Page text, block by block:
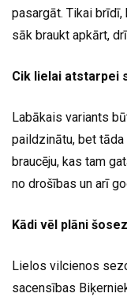
pasargāt. Tikai
sāk braukt apkārt,
Cik lielai atstarpei
Labākais variants
paildzinātu, bet
braucēju, kas tam
no drošības un arī
Kādi vēl plāni
Lielos vilcienos
sacensības